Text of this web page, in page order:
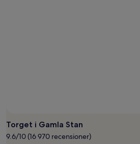
Torget i Gamla Stan
9.6/10 (16 970 recensioner)